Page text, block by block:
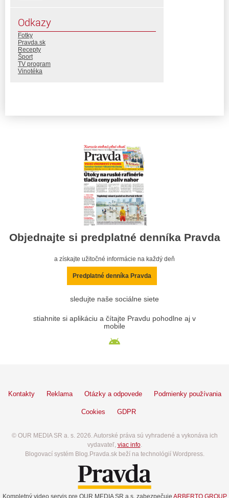
Odkazy
Fotky
Pravda.sk
Recepty
Šport
TV program
Vinotéka
Objednajte si predplatné denníka Pravda
a získajte užitočné informácie na každý deň
Predplatné denníka Pravda
sledujte naše sociálne siete
stiahnite si aplikáciu a čítajte Pravdu pohodlne aj v
mobile
Kontakty Reklama Otázky a odpovede Podmienky používania
Cookies GDPR
© OUR MEDIA SR a. s. 2026. Autorské práva sú vyhradené a vykonáva ich
vydavateľ, viac info.
Blogovací systém Blog.Pravda.sk beží na technológií Wordpress.
Kompletný video servis pre OUR MEDIA SR a.s. zabezpečuje ARBERTO GROUP